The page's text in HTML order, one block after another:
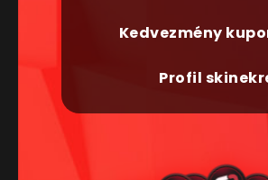
Kedvezmény
Profil